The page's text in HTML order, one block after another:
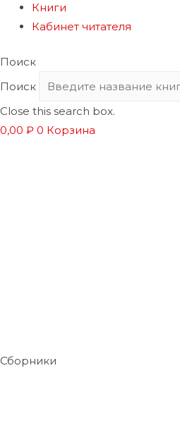
Книги
Кабинет читателя
Поиск
Поиск
Close this search box.
0,00 ₽ 0 Корзина
Сборники